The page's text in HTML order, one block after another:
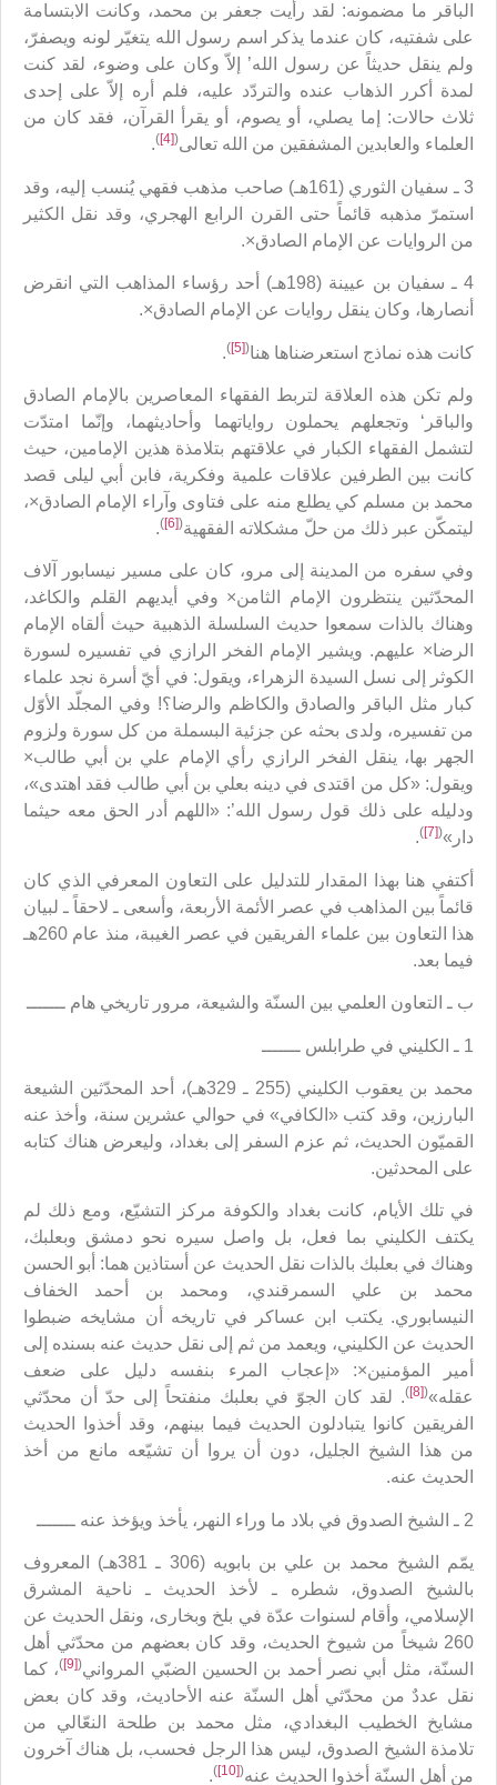
الباقر ما مضمونه: لقد رأيت جعفر بن محمد، وكانت الابتسامة
على شفتيه، كان عندما يذكر اسم رسول الله يتغيّر لونه ويصفرّ،
ولم ينقل حديثاً عن رسول الله’ إلاّ وكان على وضوء، لقد كنت
لمدة أكرر الذهاب عنده والتردّد عليه، فلم أره إلاّ على إحدى
ثلاث حالات: إما يصلي، أو يصوم، أو يقرأ القرآن، فقد كان من
العلماء والعابدين المشفقين من الله تعالى(
[4]
)
.
3 ـ سفيان الثوري (161هـ) صاحب مذهب فقهي يُنسب إليه، وقد
استمرّ مذهبه قائماً حتى القرن الرابع الهجري، وقد نقل الكثير
من الروايات عن الإمام الصادق×.
4 ـ سفيان بن عيينة (198هـ) أحد رؤساء المذاهب التي انقرض
أنصارها، وكان ينقل روايات عن الإمام الصادق×.
كانت هذه نماذج استعرضناها هنا(
[5]
)
.
ولم تكن هذه العلاقة لتربط الفقهاء المعاصرين بالإمام الصادق
والباقر‘ وتجعلهم يحملون رواياتهما وأحاديثهما، وإنّما امتدّت
لتشمل الفقهاء الكبار في علاقتهم بتلامذة هذين الإمامين، حيث
كانت بين الطرفين علاقات علمية وفكرية، فابن أبي ليلى قصد
محمد بن مسلم كي يطلع منه على فتاوى وآراء الإمام الصادق×،
ليتمكّن عبر ذلك من حلّ مشكلاته الفقهية(
[6]
)
.
وفي سفره من المدينة إلى مرو، كان على مسير نيسابور آلاف
المحدّثين ينتظرون الإمام الثامن× وفي أيديهم القلم والكاغد،
وهناك بالذات سمعوا حديث السلسلة الذهبية حيث ألقاه الإمام
الرضا× عليهم. ويشير الإمام الفخر الرازي في تفسيره لسورة
الكوثر إلى نسل السيدة الزهراء، ويقول: في أيّ أسرة نجد علماء
كبار مثل الباقر والصادق والكاظم والرضا؟! وفي المجلّد الأوّل
من تفسيره، ولدى بحثه عن جزئية البسملة من كل سورة ولزوم
الجهر بها، ينقل الفخر الرازي رأي الإمام علي بن أبي طالب×
ويقول: «كل من اقتدى في دينه بعلي بن أبي طالب فقد اهتدى»،
ودليله على ذلك قول رسول الله’: «اللهم أدر الحق معه حيثما
دار»(
[7]
)
.
أكتفي هنا بهذا المقدار للتدليل على التعاون المعرفي الذي كان
قائماً بين المذاهب في عصر الأئمة الأربعة، وأسعى ـ لاحقاً ـ لبيان
هذا التعاون بين علماء الفريقين في عصر الغيبة، منذ عام 260هـ
فيما بعد.
ب ـ التعاون العلمي بين السنّة والشيعة، مرور تاريخي هام ـــــــ
1 ـ الكليني في طرابلس ـــــــ
محمد بن يعقوب الكليني (255 ـ 329هـ)، أحد المحدّثين الشيعة
البارزين، وقد كتب «الكافي» في حوالي عشرين سنة، وأخذ عنه
القميّون الحديث، ثم عزم السفر إلى بغداد، وليعرض هناك كتابه
على المحدثين.
في تلك الأيام، كانت بغداد والكوفة مركز التشيّع، ومع ذلك لم
يكتف الكليني بما فعل، بل واصل سيره نحو دمشق وبعلبك،
وهناك في بعلبك بالذات نقل الحديث عن أستاذين هما: أبو الحسن
محمد بن علي السمرقندي، ومحمد بن أحمد الخفاف
النيسابوري. يكتب ابن عساكر في تاريخه أن مشايخه ضبطوا
الحديث عن الكليني، ويعمد من ثم إلى نقل حديث عنه بسنده إلى
أمير المؤمنين×: «إعجاب المرء بنفسه دليل على ضعف
عقله»(
[8]
). لقد كان الجوّ في بعلبك منفتحاً إلى حدّ أن محدّثي
الفريقين كانوا يتبادلون الحديث فيما بينهم، وقد أخذوا الحديث
من هذا الشيخ الجليل، دون أن يروا أن تشيّعه مانع من أخذ
الحديث عنه.
2 ـ الشيخ الصدوق في بلاد ما وراء النهر، يأخذ ويؤخذ عنه ـــــــ
يمّم الشيخ محمد بن علي بن بابويه (306 ـ 381هـ) المعروف
بالشيخ الصدوق، شطره ـ لأخذ الحديث ـ ناحية المشرق
الإسلامي، وأقام لسنوات عدّة في بلخ وبخارى، ونقل الحديث عن
260 شيخاً من شيوخ الحديث، وقد كان بعضهم من محدّثي أهل
السنّة، مثل أبي نصر أحمد بن الحسين الضبّي المرواني(
[9]
)، كما
نقل عددٌ من محدّثي أهل السنّة عنه الأحاديث، وقد كان بعض
مشايخ الخطيب البغدادي، مثل محمد بن طلحة النعّالي من
تلامذة الشيخ الصدوق، ليس هذا الرجل فحسب، بل هناك آخرون
من أهل السنّة أخذوا الحديث عنه(
[10]
)
.